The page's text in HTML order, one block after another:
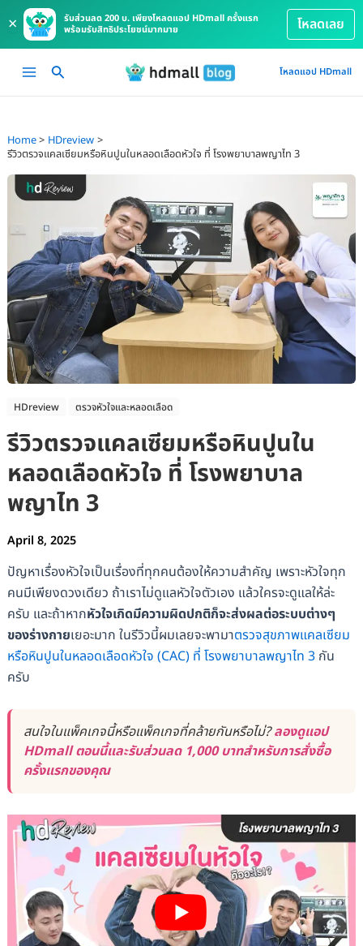
×
รับส่วนลด 200 บ. เพียงโหลดแอป HDmall ครั้งแรก
พร้อมรับสิทธิประโยชน์มากมาย
โหลดเลย
Main
โหลดแอป HDmall
Home
HDreview
รีวิวตรวจแคลเซียมหรือหินปูนในหลอดเลือดหัวใจ ที่ โรงพยาบาลพญาไท 3
HDreview ตรวจหัวใจและหลอดเลือด
รีวิวตรวจแคลเซียมหรือหินปูนใน
หลอดเลือดหัวใจ ที่ โรงพยาบาล
พญาไท 3
April 8, 2025
ปัญหาเรื่องหัวใจเป็นเรื่องที่ทุกคนต้องให้ความสำคัญ เพราะหัวใจทุก
คนมีเพียงดวงเดียว ถ้าเราไม่ดูแลหัวใจตัวเอง แล้วใครจะดูแลให้ล่ะ
ครับ และถ้าหากหัวใจเกิดมีความผิดปกติก็จะส่งผลต่อระบบต่างๆ
ของร่างกายเยอะมาก ในรีวิวนี้ผมเลยจะพามาตรวจสุขภาพแคลเซียม
หรือหินปูนในหลอดเลือดหัวใจ (CAC) ที่ โรงพยาบาลพญาไท 3กัน
ครับ
สนใจในแพ็คเกจนี้หรือแพ็คเกจที่คล้ายกันหรือไม่?ลองดูแอป
HDmall ตอนนี้และรับส่วนลด 1,000 บาทสำหรับการสั่งซื้อ
ครั้งแรกของคุณ